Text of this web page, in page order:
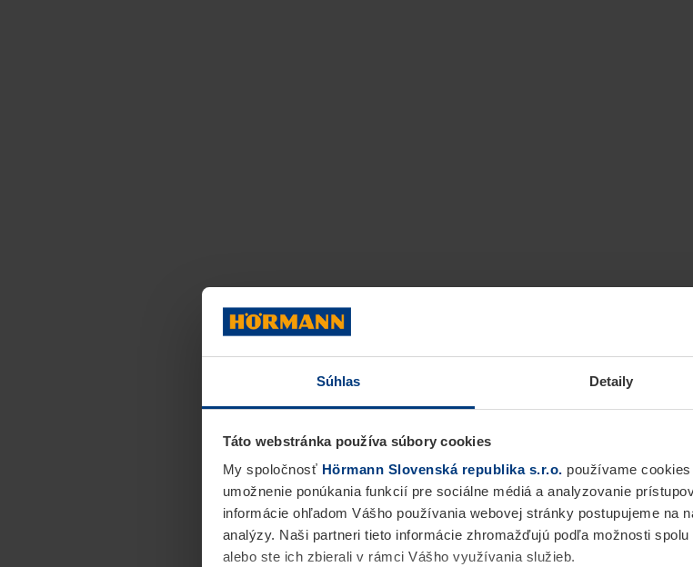
Súhlas Detaily
Táto webstránka používa súbory cookies
My spoločnosť Hörmann Slovenská republika s.r.o. používame
umožnenie ponúkania funkcií pre sociálne médiá a analyzovanie
informácie ohľadom Vášho používania webovej stránky postupujeme na
analýzy. Naši partneri tieto informácie zhromažďujú podľa možnosti
alebo ste ich zbierali v rámci Vášho využívania služieb.